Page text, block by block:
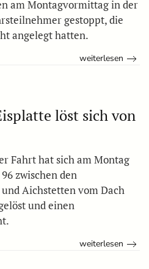
am Montagvormittag in der
gestoppt, die
angelegt hatten.
weiterlesen
löst sich von
Fahrt hat sich am Montag
zwischen den
Aichstetten vom Dach
und einen
weiterlesen